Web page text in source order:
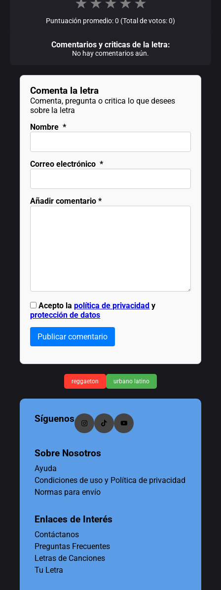
Puntuación promedio: 0 (Total de votos: 0)
Comentarios y criticas de la letra:
No hay comentarios aún.
Comenta la letra
Comenta, pregunta o critica lo que desees
sobre la letra
Nombre *
Correo electrónico *
Añadir comentario *
Acepto lapolítica de privacidad y
protección de datos
Publicar comentario
reggaeton urbano latino
Síguenos
Sobre Nosotros
Ayuda
Condiciones de uso y Política de privacidad
Normas para envío
Enlaces de Interés
Contáctanos
Preguntas Frecuentes
Letras de Canciones
Tu Letra